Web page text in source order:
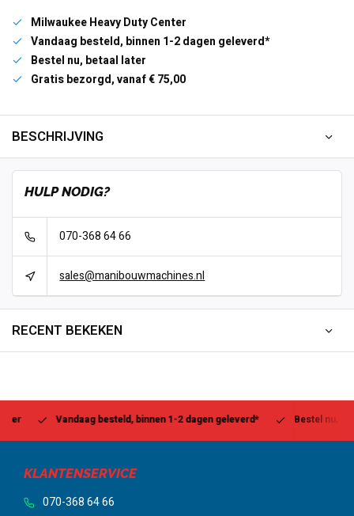
Milwaukee Heavy Duty Center
Vandaag besteld, binnen 1-2 dagen geleverd*
Bestel nu, betaal later
Gratis bezorgd, vanaf € 75,00
BESCHRIJVING
HULP NODIG?
070-368 64 66
sales@manibouwmachines.nl
RECENT BEKEKEN
Vandaag besteld, binnen 1-2 dagen geleverd* Bestel nu, betaal
KLANTENSERVICE
070-368 64 66